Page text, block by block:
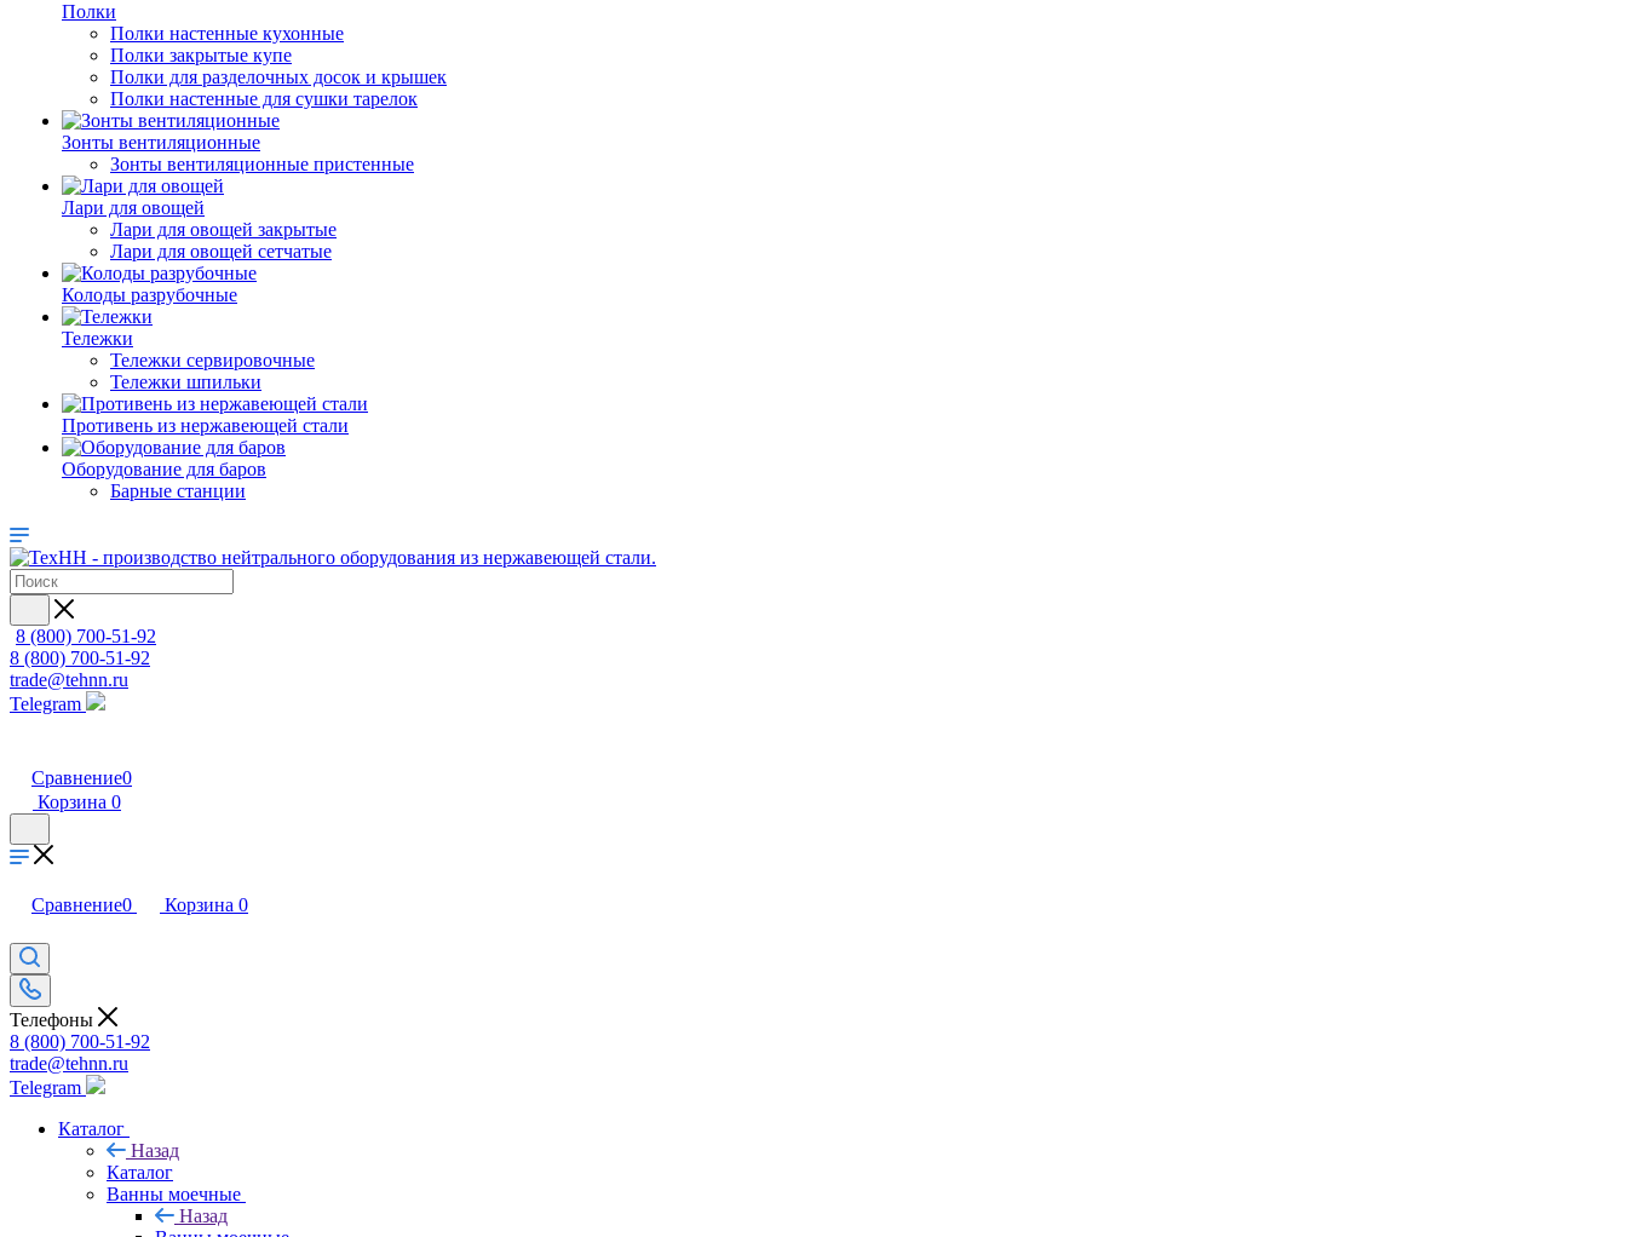
Полки
Полки настенные кухонные
Полки закрытые купе
Полки для разделочных досок и крышек
Полки настенные для сушки тарелок
Зонты вентиляционные
Зонты вентиляционные пристенные
Лари для овощей
Лари для овощей закрытые
Лари для овощей сетчатые
Колоды разрубочные
Тележки
Тележки сервировочные
Тележки шпильки
Противень из нержавеющей стали
Оборудование для баров
Барные станции
8 (800) 700-51-92
8 (800) 700-51-92
trade@tehnn.ru
Telegram
Сравнение0
Корзина 0
Сравнение0 Корзина 0
Телефоны
8 (800) 700-51-92
trade@tehnn.ru
Telegram
Каталог
Назад
Каталог
Ванны моечные
Назад